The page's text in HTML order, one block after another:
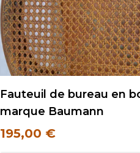
Fauteuil de bureau en
marque Baumann
195,00 €